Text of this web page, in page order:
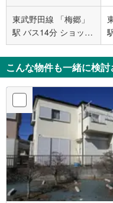
東武野田線 「梅郷」
駅 バス14分 ショッピ
ングセンター前 バス
停下車 徒歩4分
こんな物件も一緒に検